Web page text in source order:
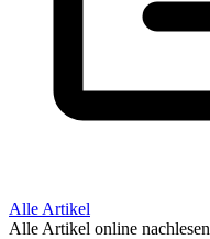
Alle Artikel
Alle Artikel online nachlesen